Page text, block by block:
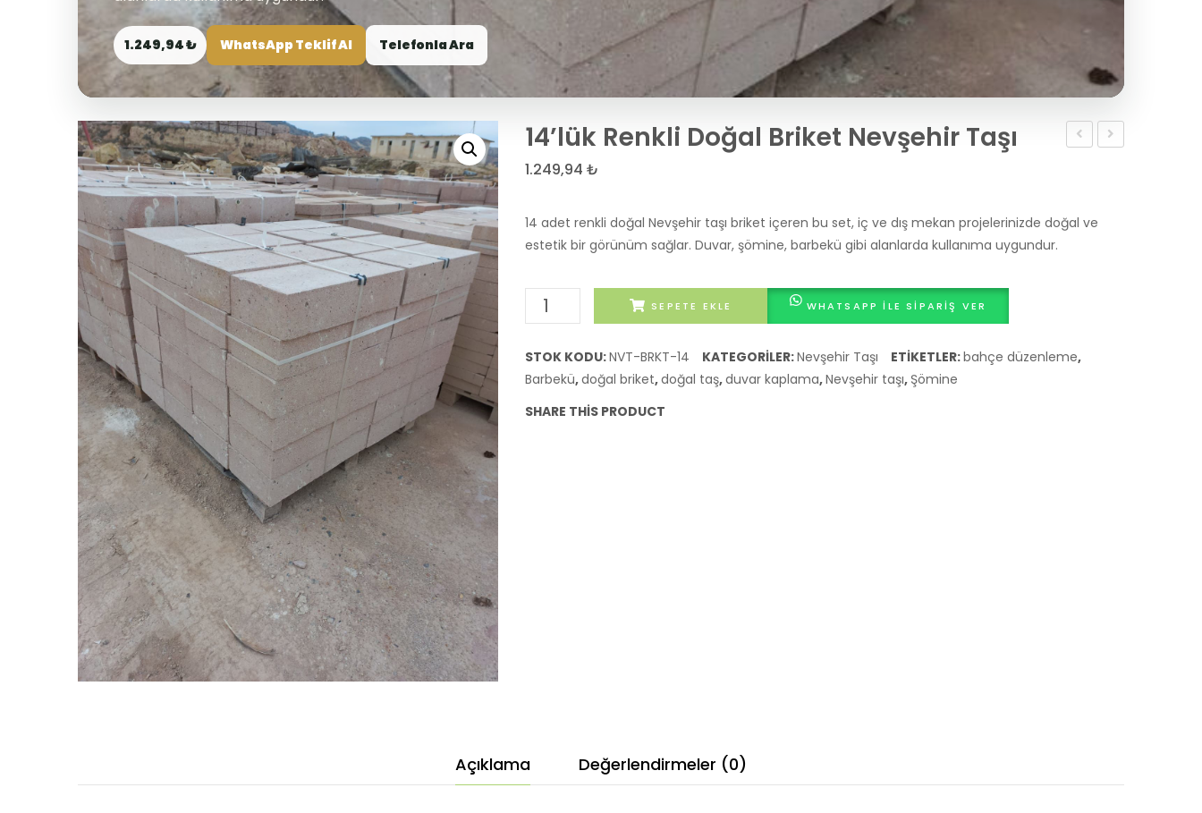
1.249,94 ₺ WhatsApp Teklif Al Telefonla Ara
Bims
14’lük Renkli Doğal Briket Nevşehir Taşı
1.249,94 ₺
14 adet renkli doğal Nevşehir taşı briket içeren bu set, iç ve dış mekan projelerinizde doğal ve
estetik bir görünüm sağlar. Duvar, şömine, barbekü gibi alanlarda kullanıma uygundur.
14'lük
Renkli
Briket
Nevşehir
Taşı
SEPETE EKLE WHATSAPP ILE SIPARIŞ VER
STOK KODU:NVT-BRKT-14 KATEGORILER:Nevşehir Taşı ETIKETLER:bahçe düzenleme,
Barbekü,doğal briket,doğal taş,duvar kaplama,Nevşehir taşı, Şömine
SHARE THIS PRODUCT
Açıklama Değerlendirmeler (0)